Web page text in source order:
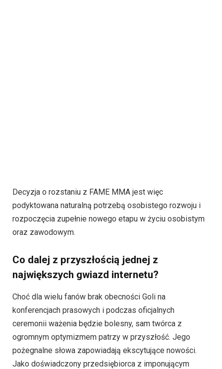
Decyzja o rozstaniu z FAME MMA jest więc
podyktowana naturalną potrzebą osobistego rozwoju i
rozpoczęcia zupełnie nowego etapu w życiu osobistym
oraz zawodowym.
Co dalej z przyszłością jednej z
największych gwiazd internetu?
Choć dla wielu fanów brak obecności Goli na
konferencjach prasowych i podczas oficjalnych
ceremonii ważenia będzie bolesny, sam twórca z
ogromnym optymizmem patrzy w przyszłość. Jego
pożegnalne słowa zapowiadają ekscytujące nowości.
Jako doświadczony przedsiębiorca z imponującym